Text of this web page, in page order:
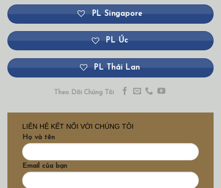
PL Singapore
PL Úc
PL Thái Lan
Theo Dõi Chúng Tôi
LIÊN HỆ KẾT NỐI VỚI CHÚNG TÔI
Họ và tên
Email của bạn